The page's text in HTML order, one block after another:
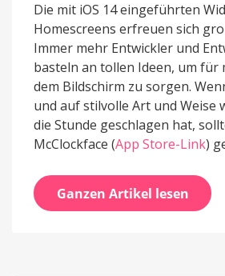
Die mit iOS 14 eingeführten
Homescreens erfreuen sich
Immer mehr Entwickler und
basteln an tollen Ideen, um für
dem Bildschirm zu sorgen.
und auf stilvolle Art und Weise
die Stunde geschlagen hat,
McClockface (App Store-Link)
Ganzen Artikel lesen